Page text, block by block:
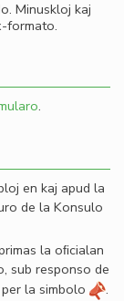
Minuskloj kaj
formato.
.
en kaj apud la
de la Konsulo
la oﬁcialan
sub responso de
la simbolo
.